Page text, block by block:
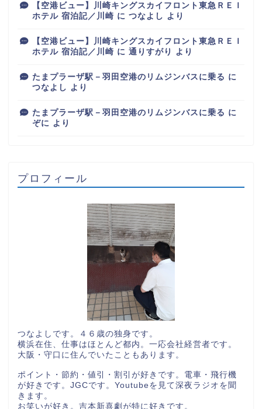
【空港ビュー】川崎キングスカイフロント東急ＲＥＩ
ホテル 宿泊記／川崎 に つなよし より
【空港ビュー】川崎キングスカイフロント東急ＲＥＩ
ホテル 宿泊記／川崎 に 通りすがり より
たまプラーザ駅－羽田空港のリムジンバスに乗る に
つなよし より
たまプラーザ駅－羽田空港のリムジンバスに乗る に
ぞに より
プロフィール
つなよしです。４６歳の独身です。
横浜在住、仕事はほとんど都内。一応会社経営者です。
大阪・守口に住んでいたこともあります。
ポイント・節約・値引・割引が好きです。電車・飛行機
が好きです。JGCです。Youtubeを見て深夜ラジオを聞
きます。
お笑いが好き。吉本新喜劇が特に好きです。